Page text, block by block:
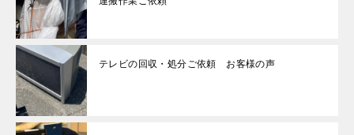
テレビの回収・処分ご依頼 お客様の声